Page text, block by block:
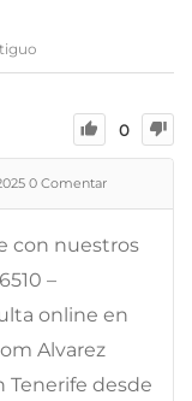
0
0 Comentar
con nuestros
–
online en
Alvarez
Tenerife desde